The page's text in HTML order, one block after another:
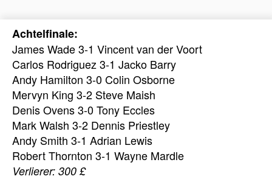
Achtelfinale:
James Wade 3-1 Vincent van der Voort
Carlos Rodriguez 3-1 Jacko Barry
Andy Hamilton 3-0 Colin Osborne
Mervyn King 3-2 Steve Maish
Denis Ovens 3-0 Tony Eccles
Mark Walsh 3-2 Dennis Priestley
Andy Smith 3-1 Adrian Lewis
Robert Thornton 3-1 Wayne Mardle
Verlierer: 300 £